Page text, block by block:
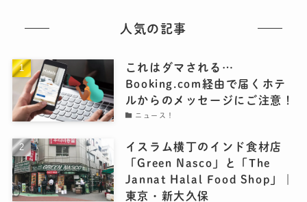
人気の記事
これはダマされる…
Booking.com経由で届くホテ
ルからのメッセージにご注意！
ニュース！
イスラム横丁のインド食材店
「Green Nasco」と「The
Jannat Halal Food Shop」｜
東京・新大久保